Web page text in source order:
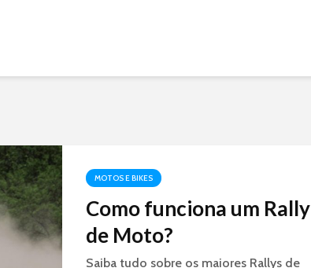
MOTOS E BIKES
Como funciona um Rally
de Moto?
Saiba tudo sobre os maiores Rallys de